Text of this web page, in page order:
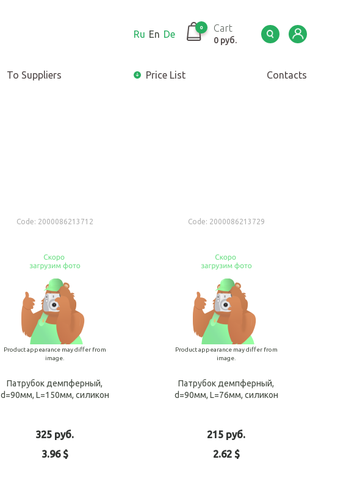
Ru En De
0 Cart
0 руб.
To Suppliers Price List Сontacts
Code: 2000086213712
Product appearance may differ from
image.
Патрубок демпферный,
d=90мм, L=150мм, силикон
325 руб.
3.96 $
Code: 2000086213729
Product appearance may differ from
image.
Патрубок демпферный,
d=90мм, L=76мм, силикон
215 руб.
2.62 $